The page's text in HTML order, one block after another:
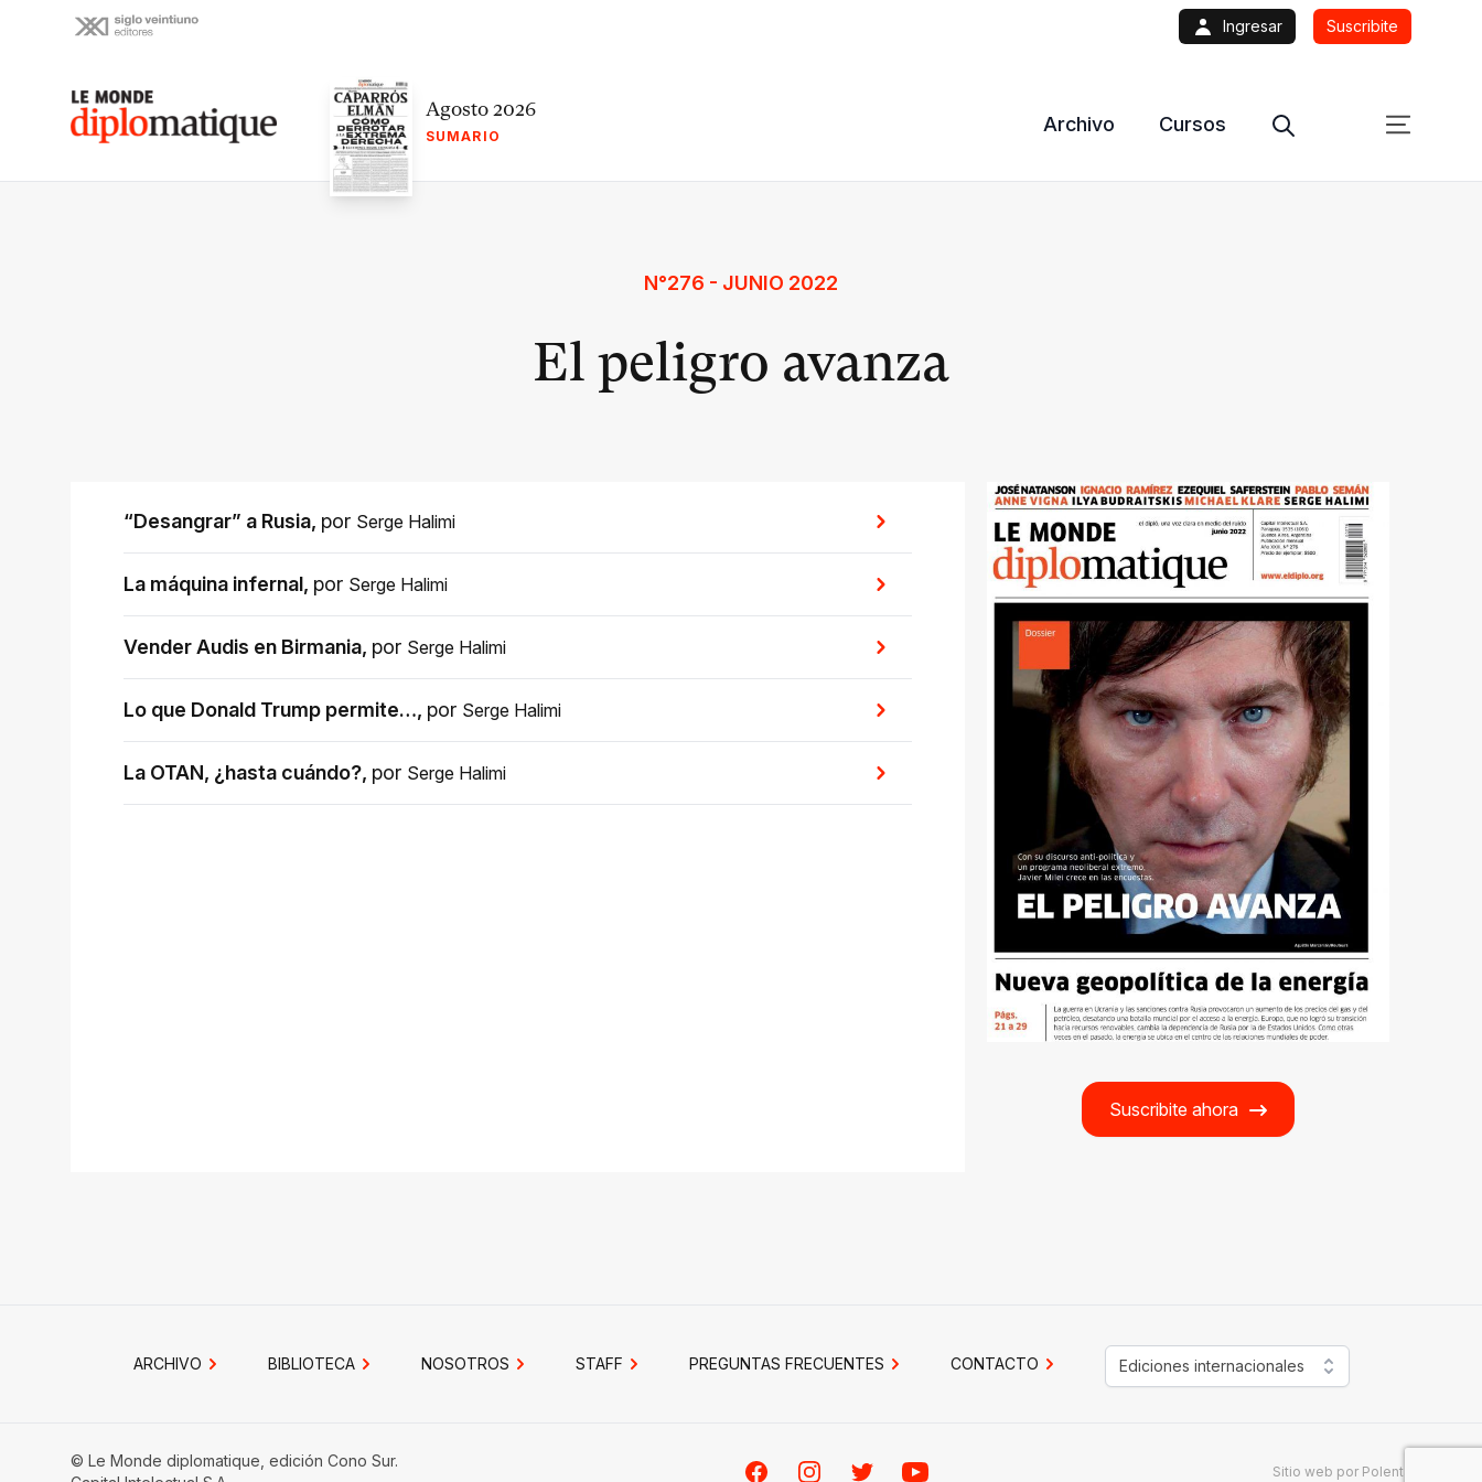
Ingresar Suscribite
Le monde diplomatique Agosto 2026
SUMARIO
Archivo Cursos
N°276 - JUNIO 2022
El peligro avanza
Suscribite ahora
“Desangrar” a Rusia, por Serge Halimi
La máquina infernal, por Serge Halimi
Vender Audis en Birmania, por Serge Halimi
Lo que Donald Trump permite…, por Serge Halimi
La OTAN, ¿hasta cuándo?, por Serge Halimi
ARCHIVO BIBLIOTECA NOSOTROS STAFF PREGUNTAS FRECUENTES CONTACTO Ediciones internacionales
© Le Monde diplomatique, edición Cono Sur.
FacebookInstagramTwitterYoutube Sitio web por Polenta